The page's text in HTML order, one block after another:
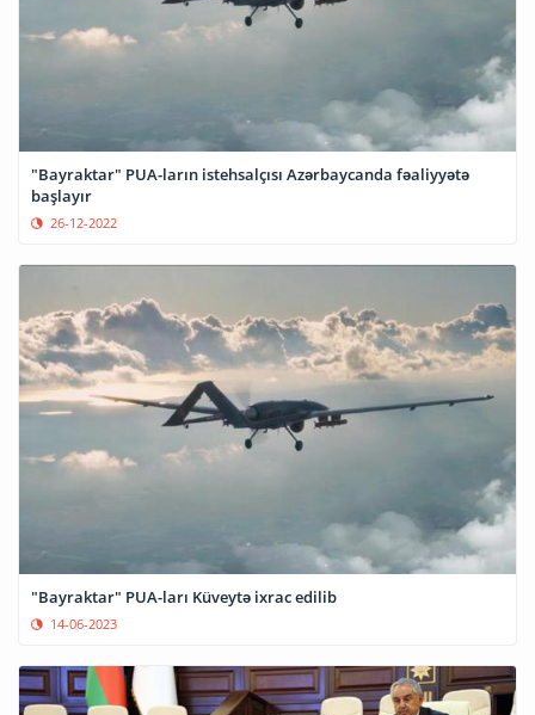
"Bayraktar" PUA-ların istehsalçısı Azərbaycanda fəaliyyətə
başlayır
26-12-2022
"Bayraktar" PUA-ları Küveytə ixrac edilib
14-06-2023